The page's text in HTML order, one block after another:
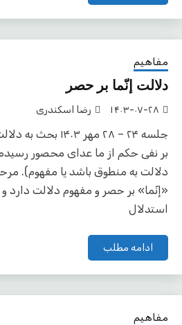
مفاهیم
دلالت إنّما بر حصر
۱۴۰۳-۰۷-۲۸ رضا اسکندری
جلسه ۲۴ – ۲۸ مهر
بر نفی حکم از ما عدای محصور
دلالت به منطوق باشد یا مفهوم).
«إنّما» بر حصر و مفهوم دلالت دارد
استدلال
ادامه مطلب
مفاهیم